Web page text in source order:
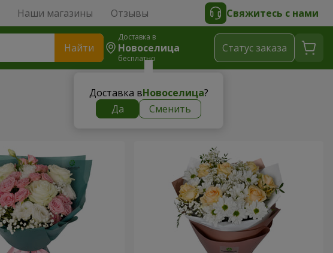
Наши магазины Отзывы Свяжитесь с нами
Найти
Доставка в
Новоселица
бесплатно
Доставка вНовоселица?
Да
Сменить
Cтатус заказа